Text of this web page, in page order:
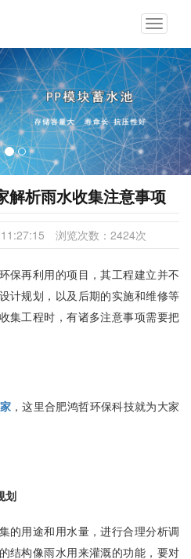
Toggle
解析雨水收集注意事项
浏览次数： 2424次
保再利用的项目，其工程建立并不
计规划，以及后期的实施和维修等
集工程时，有诸多注意事项需要把
，这里合肥鸿哲环保科技就为大家
划
的用途和用水量，进行合理分析调
结构像雨水用来灌溉的功能，要对